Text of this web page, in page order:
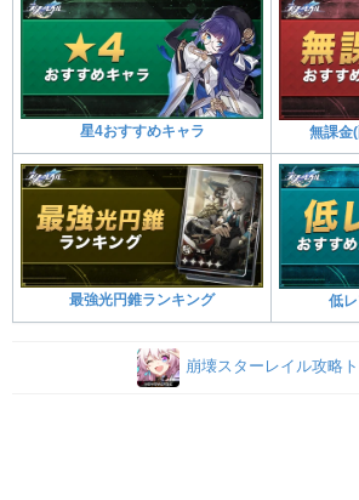
星4おすすめキャラ 無課金
最強光円錐ランキング 低
崩壊スターレイル攻略